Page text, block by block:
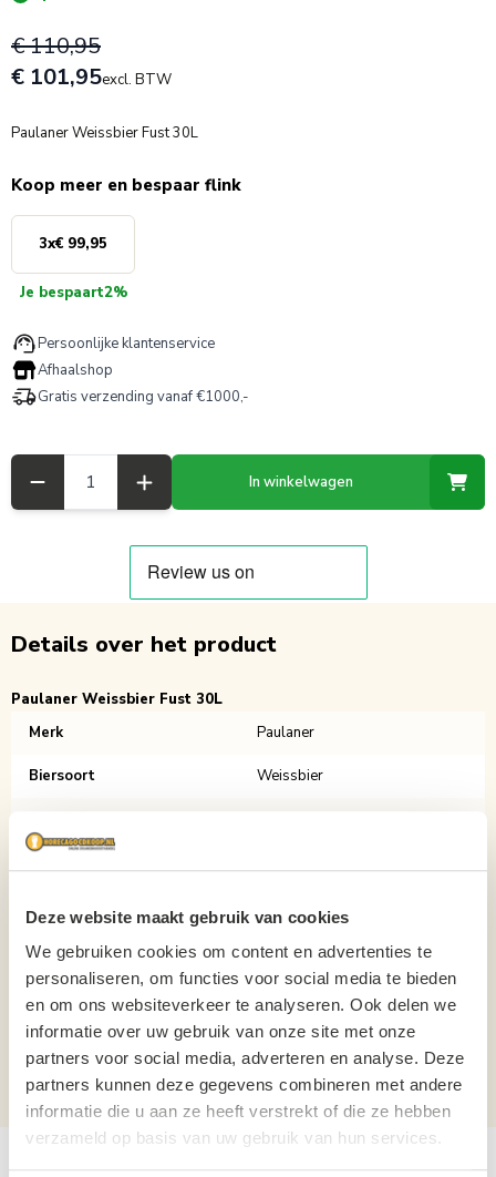
Deze website maakt gebruik van cookies
We gebruiken cookies om content en advertenties te
personaliseren, om functies voor social media te bieden
en om ons websiteverkeer te analyseren. Ook delen we
informatie over uw gebruik van onze site met onze
partners voor social media, adverteren en analyse. Deze
partners kunnen deze gegevens combineren met andere
informatie die u aan ze heeft verstrekt of die ze hebben
verzameld op basis van uw gebruik van hun services.
€ 110,95
€ 101,95excl. BTW
Paulaner Weissbier Fust 30L
Koop meer en bespaar flink
3x€ 99,95
Je bespaart2%
Persoonlijke klantenservice
Afhaalshop
Gratis verzending vanaf €1000,-
In winkelwagen
Details over het product
Paulaner Weissbier Fust 30L
Merk
Paulaner
Biersoort Weissbier
Aansluiting Platte Schuifkoppeling
Diameter 38cm
Alcoholpercentage 5,5%